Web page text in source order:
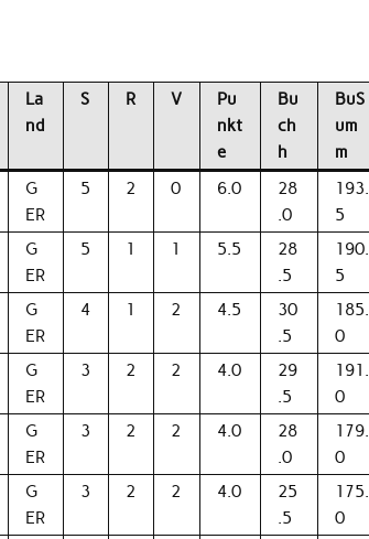
La
nd
S R V
Pu
nkt
e
Bu
ch
h
BuS
um
m
G
ER
5 2 0 6.0
28
.0
193.
5
G
ER
5 1 1 5.5
28
.5
190.
5
G
ER
4 1 2 4.5
30
.5
185.
0
G
ER
3 2 2 4.0
29
.5
191.
0
G
ER
3 2 2 4.0
28
.0
179.
0
G
ER
3 2 2 4.0
25
.5
175.
0